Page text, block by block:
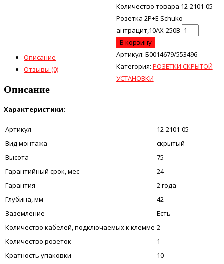
Количество товара 12-2101-05
Розетка 2Р+Е Schuko
антрацит,10АХ-250В
В корзину
Артикул: Б0014679/553496
Категория: РОЗЕТКИ СКРЫТОЙ
УСТАНОВКИ
Описание
Отзывы (0)
Описание
Характеристики:
Артикул
12-2101-05
Вид монтажа
скрытый
Высота
75
Гарантийный срок, мес
24
Гарантия
2 года
Глубина, мм
42
Заземление
Есть
Количество кабелей, подключаемых к клемме 2
Количество розеток
1
Кратность упаковки
10